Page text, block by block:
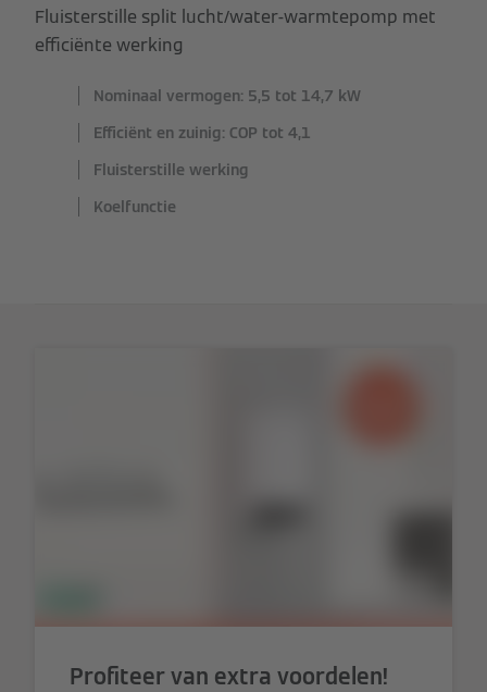
Fluisterstille split lucht/water-warmtepomp met
efficiënte werking
Nominaal vermogen: 5,5 tot 14,7 kW
Efficiënt en zuinig: COP tot 4,1
Fluisterstille werking
Koelfunctie
Profiteer van extra voordelen!